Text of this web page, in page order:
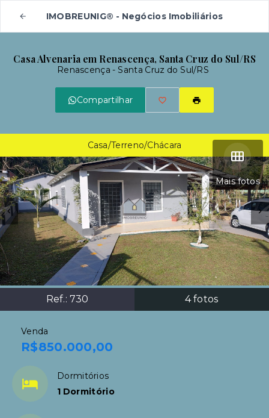
IMOBREUNIG® - Negócios Imobiliários
Casa Alvenaria em Renascença, Santa Cruz do Sul/RS
Renascença - Santa Cruz do Sul/RS
Compartilhar
Mais fotos
Ref.: 730 4fotos
Casa/Terreno/Chácara
Venda
R$850.000,00
Dormitórios
1 Dormitório